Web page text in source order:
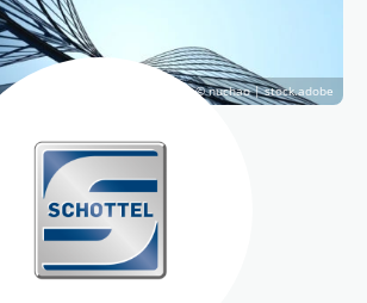
© nuchao | stock.adobe